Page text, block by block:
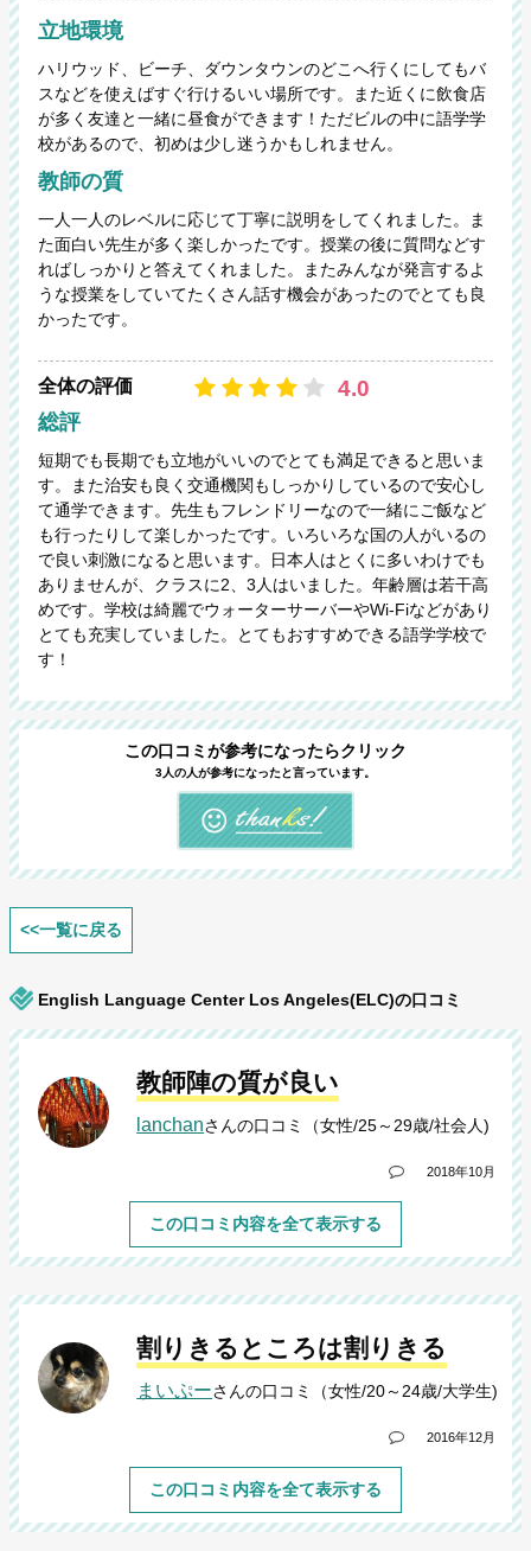
立地環境
ハリウッド、ビーチ、ダウンタウンのどこへ行くにしてもバ
スなどを使えばすぐ行けるいい場所です。また近くに飲食店
が多く友達と一緒に昼食ができます！ただビルの中に語学学
校があるので、初めは少し迷うかもしれません。
教師の質
一人一人のレベルに応じて丁寧に説明をしてくれました。ま
た面白い先生が多く楽しかったです。授業の後に質問などす
ればしっかりと答えてくれました。またみんなが発言するよ
うな授業をしていてたくさん話す機会があったのでとても良
かったです。
全体の評価 4.0
総評
短期でも長期でも立地がいいのでとても満足できると思いま
す。また治安も良く交通機関もしっかりしているので安心し
て通学できます。先生もフレンドリーなので一緒にご飯など
も行ったりして楽しかったです。いろいろな国の人がいるの
で良い刺激になると思います。日本人はとくに多いわけでも
ありませんが、クラスに2、3人はいました。年齢層は若干高
めです。学校は綺麗でウォーターサーバーやWi-Fiなどがあり
とても充実していました。とてもおすすめできる語学学校で
す！
この口コミが参考になったらクリック
3人の人が参考になったと言っています。
<<一覧に戻る
English Language Center Los Angeles(ELC)の口コミ
教師陣の質が良い
lanchanさんの口コミ（女性/25～29歳/社会人)
2018年10月
この口コミ内容を全て表示する
割りきるところは割りきる
まいぷーさんの口コミ（女性/20～24歳/大学生)
2016年12月
この口コミ内容を全て表示する